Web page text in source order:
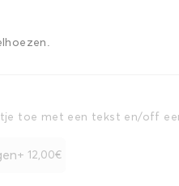
toe met een tekst en/off
+ 12,00€